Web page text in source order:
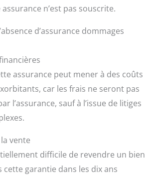
n’est pas souscrite.
d’assurance dommages
assurance peut mener à des coûts
car les frais ne seront pas
l’assurance, sauf à l’issue de litiges
vente
difficile de revendre un bien
garantie dans les dix ans